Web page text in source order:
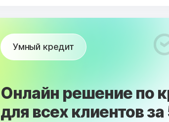
Умный кредит
Онлайн решение по
для всех клиентов